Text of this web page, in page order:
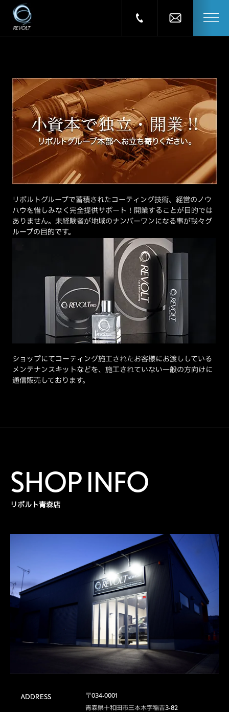
リボルトグループで蓄積されたコーティング技術、経営のノウ
ハウを惜しみなく完全提供サポート！開業することが目的では
ありません。未経験者が地域のナンバーワンになる事が我々グ
ループの目的です。
ショップにてコーティング施工されたお客様にお渡ししている
メンテナンスキットなどを、施工されていない一般の方向けに
通信販売しております。
SHOP INFO
リボルト青森店
ADDRESS
〒034-0001
青森県十和田市三本木字稲吉3-82